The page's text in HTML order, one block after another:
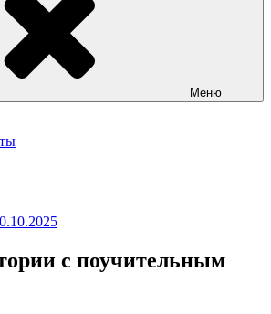
Меню
с поучительным